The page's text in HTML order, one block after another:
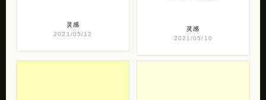
灵感
2021/05/12
灵感
2021/05/10